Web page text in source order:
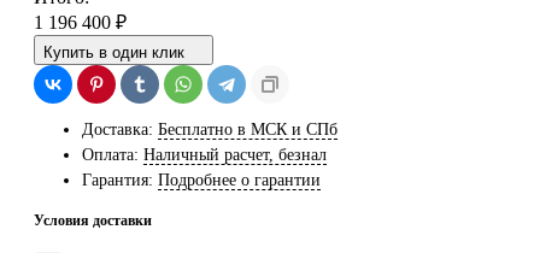
1 196 400 ₽
Купить в один клик
Доставка: Бесплатно в МСК и СПб
Оплата: Наличный расчет, безнал
Гарантия: Подробнее о гарантии
Условия доставки